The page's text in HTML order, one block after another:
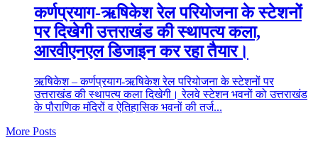
कर्णप्रयाग-ऋषिकेश रेल परियोजना के स्टेशनों
पर दिखेगी उत्तराखंड की स्थापत्य कला,
आरवीएनएल डिजाइन कर रहा तैयार।
ऋषिकेश – कर्णप्रयाग-ऋषिकेश रेल परियोजना के स्टेशनों पर
उत्तराखंड की स्थापत्य कला दिखेगी। रेलवे स्टेशन भवनों को उत्तराखंड
के पौराणिक मंदिरों व ऐतिहासिक भवनों की तर्ज...
More Posts